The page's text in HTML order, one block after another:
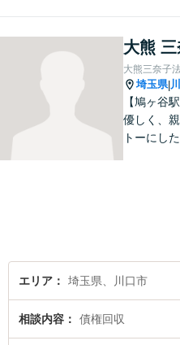
ることな
い。【夜
大熊
大熊三奈子
埼玉県|
【鳩ヶ谷
優しく、
トーにし
エリア 埼玉県、川口市
相談内容 債権回収